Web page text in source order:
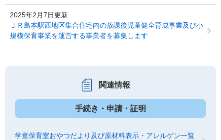
2025年2月7日更新
ＪＲ島本駅西地区集合住宅内の放課後児童健全育成事業及び小
規模保育事業を運営する事業者を募集します
関連情報
手続き・申請・証明
学童保育室おやつだより及び原材料表示・アレルゲン一覧